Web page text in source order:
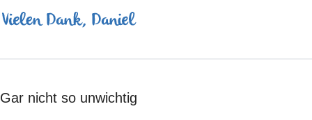
Gar nicht so unwichtig